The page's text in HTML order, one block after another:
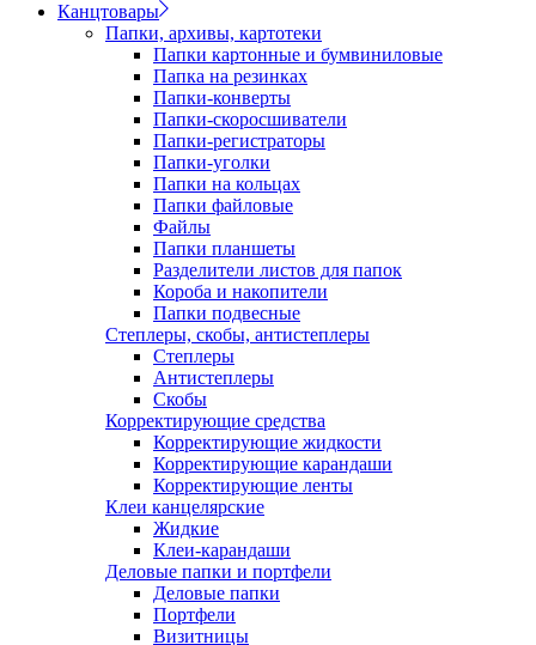
Канцтовары
Папки, архивы, картотеки
Папки картонные и бумвиниловые
Папка на резинках
Папки-конверты
Папки-скоросшиватели
Папки-регистраторы
Папки-уголки
Папки на кольцах
Папки файловые
Файлы
Папки планшеты
Разделители листов для папок
Короба и накопители
Папки подвесные
Степлеры, скобы, антистеплеры
Степлеры
Антистеплеры
Скобы
Корректирующие средства
Корректирующие жидкости
Корректирующие карандаши
Корректирующие ленты
Клеи канцелярские
Жидкие
Клеи-карандаши
Деловые папки и портфели
Деловые папки
Портфели
Визитницы